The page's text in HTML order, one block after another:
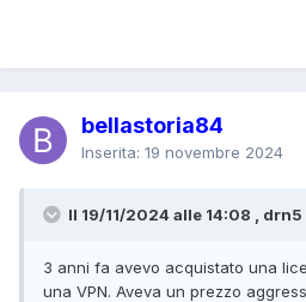
bellastoria84
Inserita: 19 novembre 2024
Il 19/11/2024 alle 14:08 ,
3 anni fa avevo acquistato una
una VPN. Aveva un prezzo